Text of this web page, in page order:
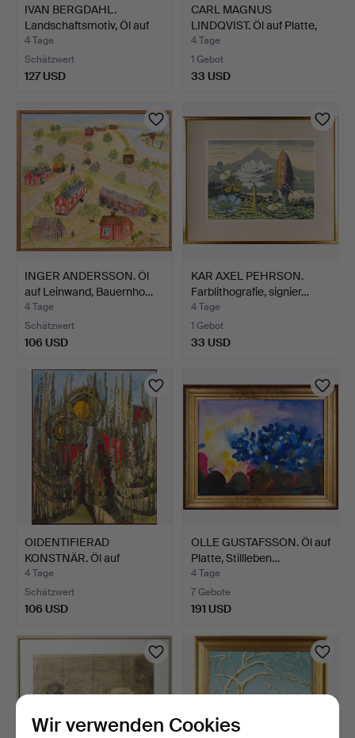
IVAN BERGDAHL.
Landschaftsmotiv, Öl auf
Le…
4 Tage
Schätzwert
127 USD
CARL MAGNUS
LINDQVIST. Öl auf Platte,
"Väg…
4 Tage
1 Gebot
33 USD
INGER ANDERSSON. Öl
auf Leinwand, Bauernho…
4 Tage
Schätzwert
106 USD
KAR AXEL PEHRSON.
Farblithografie, signier…
4 Tage
1 Gebot
33 USD
OIDENTIFIERAD
KONSTNÄR. Öl auf
Leinwand, s…
4 Tage
Schätzwert
106 USD
OLLE GUSTAFSSON. Öl auf
Platte, Stillleben…
4 Tage
7 Gebote
191 USD
Wir verwenden Cookies